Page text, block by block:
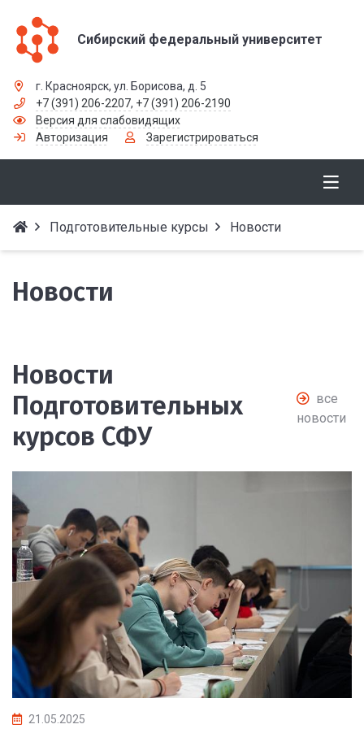
Сибирский федеральный университет
г. Красноярск, ул. Борисова, д. 5
+7 (391) 206-2207, +7 (391) 206-2190
Версия для слабовидящих
Авторизация
Зарегистрироваться
Подготовительные курсы Новости
Новости
Новости
Подготовительных
курсов СФУ
все
новости
21.05.2025